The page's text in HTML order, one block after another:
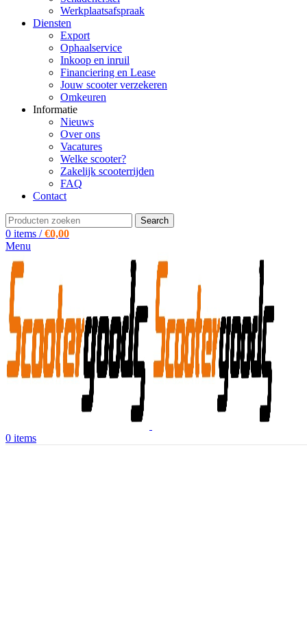
Werkplaatsafspraak
Diensten
Export
Ophaalservice
Inkoop en inruil
Financiering en Lease
Jouw scooter verzekeren
Omkeuren
Informatie
Nieuws
Over ons
Vacatures
Welke scooter?
Zakelijk scooterrijden
FAQ
Contact
Search
0 items / €0,00
Menu
0 items